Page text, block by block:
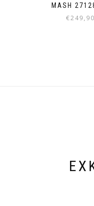
MASH
€249,90